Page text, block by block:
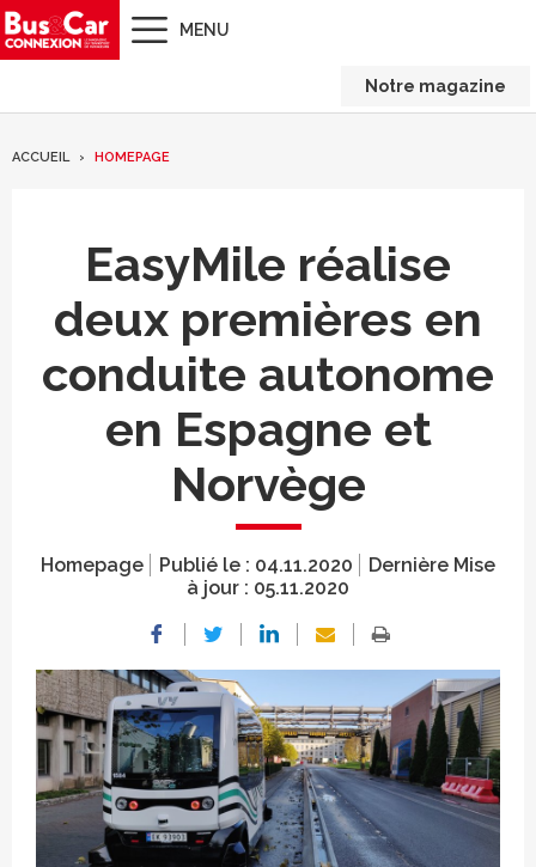
MENU
Notre magazine
ACCUEIL HOMEPAGE
EasyMile réalise
deux premières en
conduite autonome
en Espagne et
Norvège
Homepage Publié le : 04.11.2020
Dernière Mise
à jour : 05.11.2020